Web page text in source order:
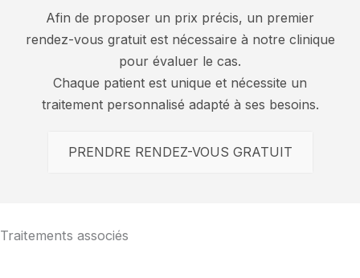
Afin de proposer un prix précis, un premier
rendez-vous gratuit est nécessaire à notre clinique
pour évaluer le cas.
Chaque patient est unique et nécessite un
traitement personnalisé adapté à ses besoins.
PRENDRE RENDEZ-VOUS GRATUIT
Traitements associés